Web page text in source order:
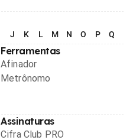
J K L M N O P Q
Ferramentas
Afinador
Metrônomo
Assinaturas
Cifra Club PRO